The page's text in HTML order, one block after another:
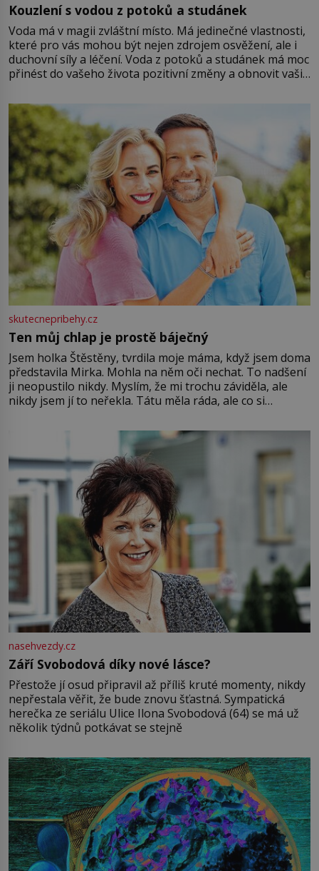
Kouzlení s vodou z potoků a studánek
Voda má v magii zvláštní místo. Má jedinečné vlastnosti,
které pro vás mohou být nejen zdrojem osvěžení, ale i
duchovní síly a léčení. Voda z potoků a studánek má moc
přinést do vašeho života pozitivní změny a obnovit vaši
můžete obohatit své rituály a přinést do svého života
větší harmonii a klid. Je důležité
skutecnepribehy.cz
Ten můj chlap je prostě báječný
Jsem holka Štěstěny, tvrdila moje máma, když jsem doma
představila Mirka. Mohla na něm oči nechat. To nadšení
ji neopustilo nikdy. Myslím, že mi trochu záviděla, ale
nikdy jsem jí to neřekla. Tátu měla ráda, ale co si
Jsme spolu moc rádi Tehdy byla jiná doba, když
nasehvezdy.cz
Září Svobodová díky nové lásce?
Přestože jí osud připravil až příliš kruté momenty, nikdy
nepřestala věřit, že bude znovu šťastná. Sympatická
herečka ze seriálu Ulice Ilona Svobodová (64) se má už
několik týdnů potkávat se stejně